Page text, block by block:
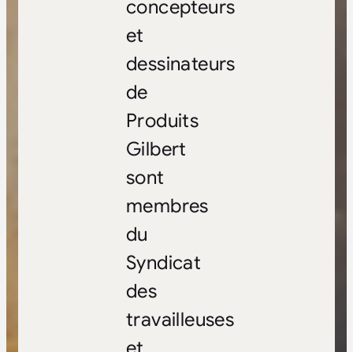
concepteurs
et
dessinateurs
de
Produits
Gilbert
sont
membres
du
Syndicat
des
travailleuses